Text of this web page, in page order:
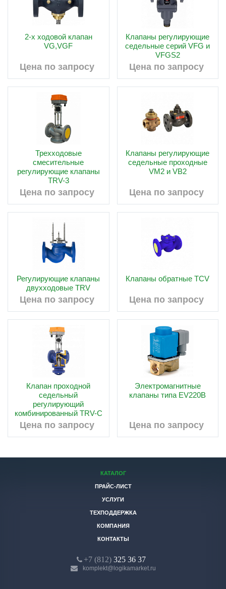
2-х ходовой клапан
VG,VGF
Цена по запросу
Клапаны регулирующие
седельные серий VFG и
VFGS2
Цена по запросу
Трехходовые
смесительные
регулирующие клапаны
TRV-3
Цена по запросу
Клапаны регулирующие
седельные проходные
VM2 и VB2
Цена по запросу
Регулирующие клапаны
двухходовые TRV
Цена по запросу
Клапаны обратные TCV
Цена по запросу
Клапан проходной
седельный
регулирующий
комбинированный TRV-C
Цена по запросу
Электромагнитные
клапаны типа EV220B
Цена по запросу
КАТАЛОГ
ПРАЙС-ЛИСТ
УСЛУГИ
ТЕХПОДДЕРЖКА
КОМПАНИЯ
КОНТАКТЫ
+7 (812) 325 36 37
komplekt@logikamarket.ru